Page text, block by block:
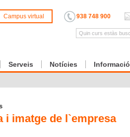
Campus virtual 938 748 900
Serveis Notícies Informació
i imatge de l`empresa